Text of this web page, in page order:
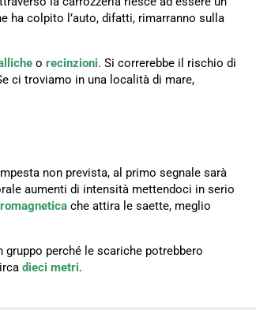
ha colpito l’auto, difatti, rimarranno sulla
o recinzioni. Si correrebbe il rischio di
ci troviamo in una località di mare,
non prevista, al primo segnale sarà
aumenti di intensità mettendoci in serio
che attira le saette, meglio
gruppo perché le scariche potrebbero
dieci metri.